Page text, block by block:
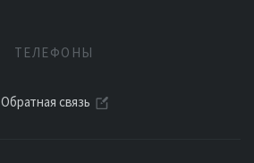
ТЕЛЕФОНЫ
Обратная связь